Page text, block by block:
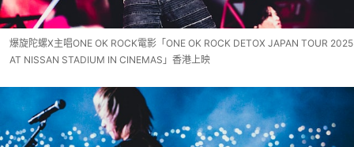
爆旋陀螺X主唱ONE OK ROCK電影「ONE OK ROCK DETOX JAPAN TOUR 2025
AT NISSAN STADIUM IN CINEMAS」香港上映